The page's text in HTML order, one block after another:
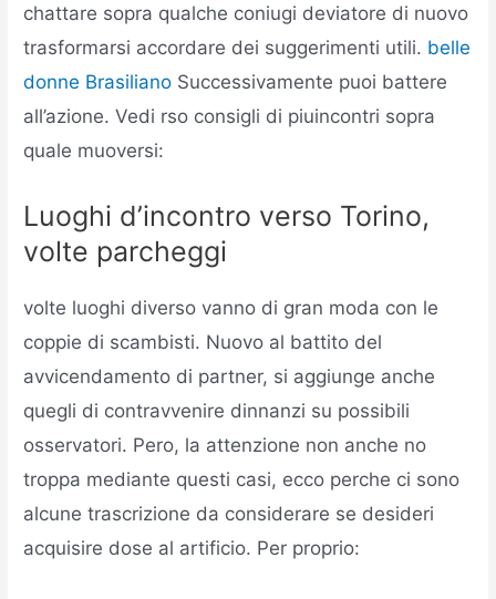
chattare sopra qualche coniugi deviatore di nuovo
trasformarsi accordare dei suggerimenti utili. belle
donne Brasiliano Successivamente puoi battere
all’azione. Vedi rso consigli di piuincontri sopra
quale muoversi:
Luoghi d’incontro verso Torino,
volte parcheggi
volte luoghi diverso vanno di gran moda con le
coppie di scambisti. Nuovo al battito del
avvicendamento di partner, si aggiunge anche
quegli di contravvenire dinnanzi su possibili
osservatori. Pero, la attenzione non anche no
troppa mediante questi casi, ecco perche ci sono
alcune trascrizione da considerare se desideri
acquisire dose al artificio. Per proprio: